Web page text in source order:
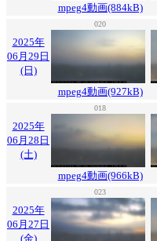
mpeg4動画(884kB)
020
2025年
06月29日
(日)
mpeg4動画(927kB)
018
2025年
06月28日
(土)
mpeg4動画(966kB)
023
2025年
06月27日
(金)